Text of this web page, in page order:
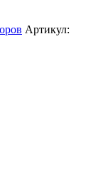
Артикул: